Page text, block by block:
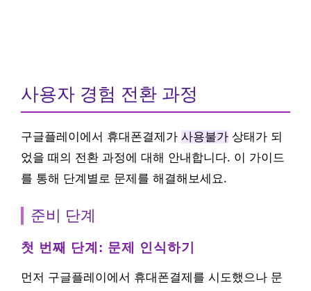
사용자 경험 전환 과정
구글플레이에서 휴대폰결제가 사용불가 상태가 되
었을 때의 전환 과정에 대해 안내합니다. 이 가이드
를 통해 단계별로 문제를 해결해보세요.
준비 단계
첫 번째 단계: 문제 인식하기
먼저 구글플레이에서 휴대폰결제를 시도했으나 문